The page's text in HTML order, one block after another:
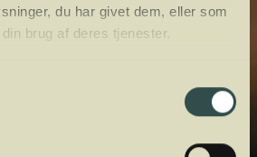
du har givet dem, eller som
brug af deres tjenester.